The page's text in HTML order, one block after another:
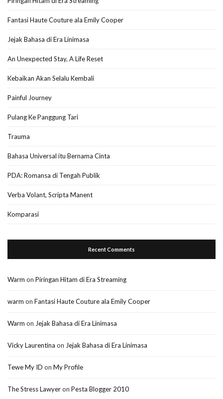
Fantasi Haute Couture ala Emily Cooper
Jejak Bahasa di Era Linimasa
An Unexpected Stay, A Life Reset
Kebaikan Akan Selalu Kembali
Painful Journey
Pulang Ke Panggung Tari
Trauma
Bahasa Universal itu Bernama Cinta
PDA: Romansa di Tengah Publik
Verba Volant, Scripta Manent
Komparasi
Recent Comments
Warm on Piringan Hitam di Era Streaming
warm on Fantasi Haute Couture ala Emily Cooper
Warm on Jejak Bahasa di Era Linimasa
Vicky Laurentina on Jejak Bahasa di Era Linimasa
Tewe My ID on My Profile
The Stress Lawyeron Pesta Blogger 2010